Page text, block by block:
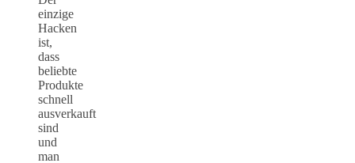
einzige
Hacken
ist,
dass
beliebte
Produkte
schnell
ausverkauft
sind
und
man